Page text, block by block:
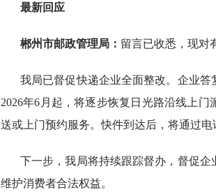
最新回应
郴州市邮政管理局： 留言已收悉，现对
我局已督促快递企业全面整改。企业
2026年6月起，将逐步恢复日光路沿线上
送或上门预约服务。快件到达后，将通过
下一步，我局将持续跟踪督办，督促
维护消费者合法权益。